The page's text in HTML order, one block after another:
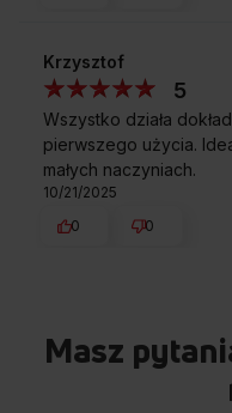
A
WYSOKOŚĆ
Krzysztof
5
Wszystko działa
pierwszego użycia.
małych naczyniach.
10/21/2025
0
0
Masz